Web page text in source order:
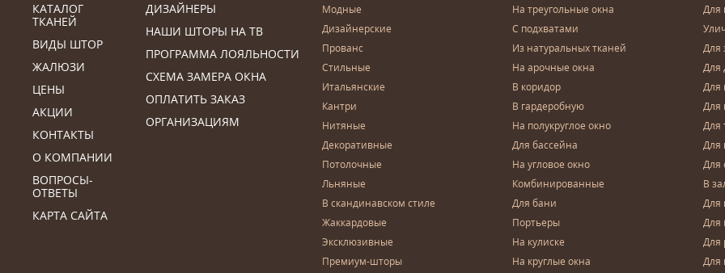
КАТАЛОГ
ТКАНЕЙ
ВИДЫ ШТОР
ЖАЛЮЗИ
ЦЕНЫ
АКЦИИ
КОНТАКТЫ
О КОМПАНИИ
ВОПРОСЫ-
ОТВЕТЫ
КАРТА САЙТА
ДИЗАЙНЕРЫ
НАШИ ШТОРЫ НА ТВ
ПРОГРАММА ЛОЯЛЬНОСТИ
СХЕМА ЗАМЕРА ОКНА
ОПЛАТИТЬ ЗАКАЗ
ОРГАНИЗАЦИЯМ
Модные
Дизайнерские
Прованс
Стильные
Итальянские
Кантри
Нитяные
Декоративные
Потолочные
Льняные
В скандинавском стиле
Жаккардовые
Эксклюзивные
Премиум-шторы
На треугольные окна
С подхватами
Из натуральных тканей
На арочные окна
В коридор
В гардеробную
На полукруглое окно
Для бассейна
На угловое окно
Комбинированные
Для бани
Портьеры
На кулиске
На круглые окна
Для
Для
Для
Для
Для
Для
Для
Для
В
Для
Для
Для
Для